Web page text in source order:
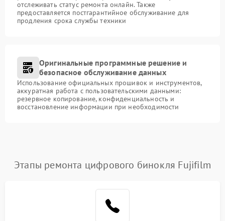
отслеживать статус ремонта онлайн. Также
предоставляется постгарантийное обслуживание для
продления срока службы техники
Оригинальные программные решение и
безопасное обслуживание данных
Использование официальных прошивок и инструментов,
аккуратная работа с пользовательскими данными:
резервное копирование, конфиденциальность и
восстановление информации при необходимости
Этапы ремонта цифрового бинокля Fujifilm